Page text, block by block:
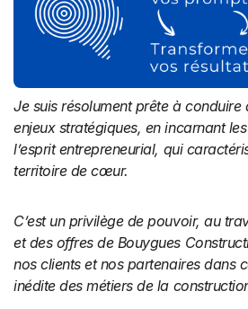
Je suis résolument prête à conduire
enjeux stratégiques, en incarnant
l’esprit entrepreneurial, qui
territoire de cœur.
C’est un privilège de pouvoir, au
et des offres de Bouygues
nos clients et nos partenaires dans
inédite des métiers de la